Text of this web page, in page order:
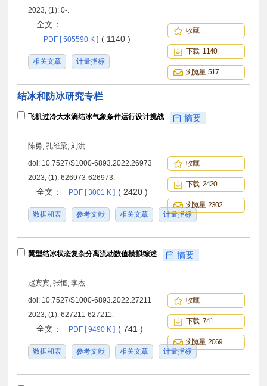
2023, (1): 0-.
全文：
PDF [ 505590 K ] ( 1140 )
相关文章 计量指标
收藏
下载 1140
浏览量 517
结冰和防冰研究专栏
飞机过冷大水滴结冰气象条件运行设计挑战 摘要
陈勇, 孔维梁, 刘洪
doi: 10.7527/S1000-6893.2022.26973
2023, (1): 626973-626973.
全文： PDF [ 3001 K ] ( 2420 )
数据和表 参考文献 相关文章 计量指标
收藏
下载 2420
浏览量 2302
翼型结冰状态复杂分离流动数值模拟综述 摘要
赵宾宾, 张恒, 李杰
doi: 10.7527/S1000-6893.2022.27211
2023, (1): 627211-627211.
全文： PDF [ 9490 K ] ( 741 )
数据和表 参考文献 相关文章 计量指标
收藏
下载 741
浏览量 2069